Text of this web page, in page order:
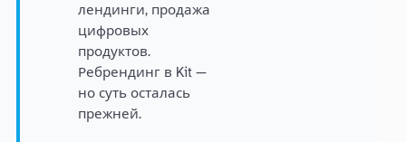
лендинги, продажа
цифровых
продуктов.
Ребрендинг в Kit —
но суть осталась
прежней.